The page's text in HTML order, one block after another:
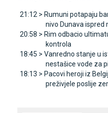
21:12 > Rumuni potapaju
nivo Dunava ispred
20:58 > Rim odbacio
kontrola
18:45 > Vanredno stanje u
nestašice vode za
18:13 > Pacovi heroji iz
preživjele poslije